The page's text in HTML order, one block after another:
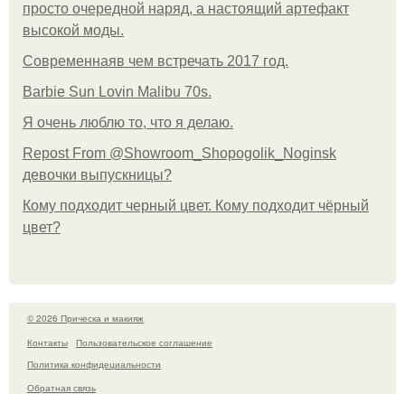
просто очередной наряд, а настоящий артефакт
высокой моды.
Современнаяв чем встречать 2017 год.
Barbie Sun Lovin Malibu 70s.
Я очень люблю то, что я делаю.
Repost From @Showroom_Shopogolik_Noginsk
девочки выпускницы?
Кому подходит черный цвет. Кому подходит чёрный
цвет?
© 2026 Прическа и макияж
Контакты
Пользовательское соглашение
Политика конфидециальности
Обратная связь